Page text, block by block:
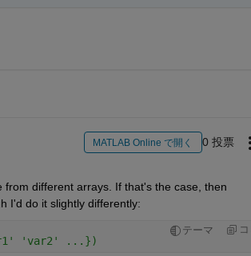
MATLAB Online で開く 0 投票
different arrays. If that's the case, then
I'd do it slightly differently:
テーマ
'var2' ...})